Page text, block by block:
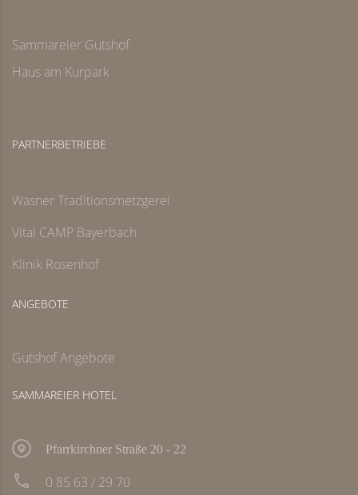
Sammareier Gutshof
Haus am Kurpark
PARTNERBETRIEBE
Wasner Traditionsmetzgerei
Vital CAMP Bayerbach
Klinik Rosenhof
ANGEBOTE
Gutshof Angebote
SAMMAREIER HOTEL
Pfarrkirchner Straße 20 - 22
0 85 63 / 29 70